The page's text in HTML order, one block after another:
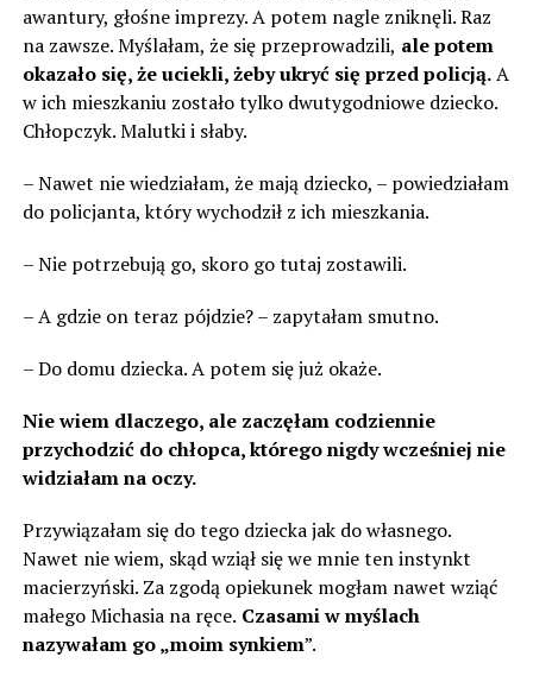
awantury, głośne imprezy. A potem nagle zniknęli. Raz
na zawsze. Myślałam, że się przeprowadzili, ale potem
okazało się, że uciekli, żeby ukryć się przed policją.A
w ich mieszkaniu zostało tylko dwutygodniowe dziecko.
Chłopczyk. Malutki i słaby.
– Nawet nie wiedziałam, że mają dziecko, – powiedziałam
do policjanta, który wychodził z ich mieszkania.
– Nie potrzebują go, skoro go tutaj zostawili.
– A gdzie on teraz pójdzie? – zapytałam smutno.
– Do domu dziecka. A potem się już okaże.
Nie wiem dlaczego, ale zaczęłam codziennie
przychodzić do chłopca, którego nigdy wcześniej nie
widziałam na oczy.
Przywiązałam się do tego dziecka jak do własnego.
Nawet nie wiem, skąd wziął się we mnie ten instynkt
macierzyński. Za zgodą opiekunek mogłam nawet wziąć
małego Michasia na ręce. Czasami w myślach
nazywałam go „moim synkiem”.